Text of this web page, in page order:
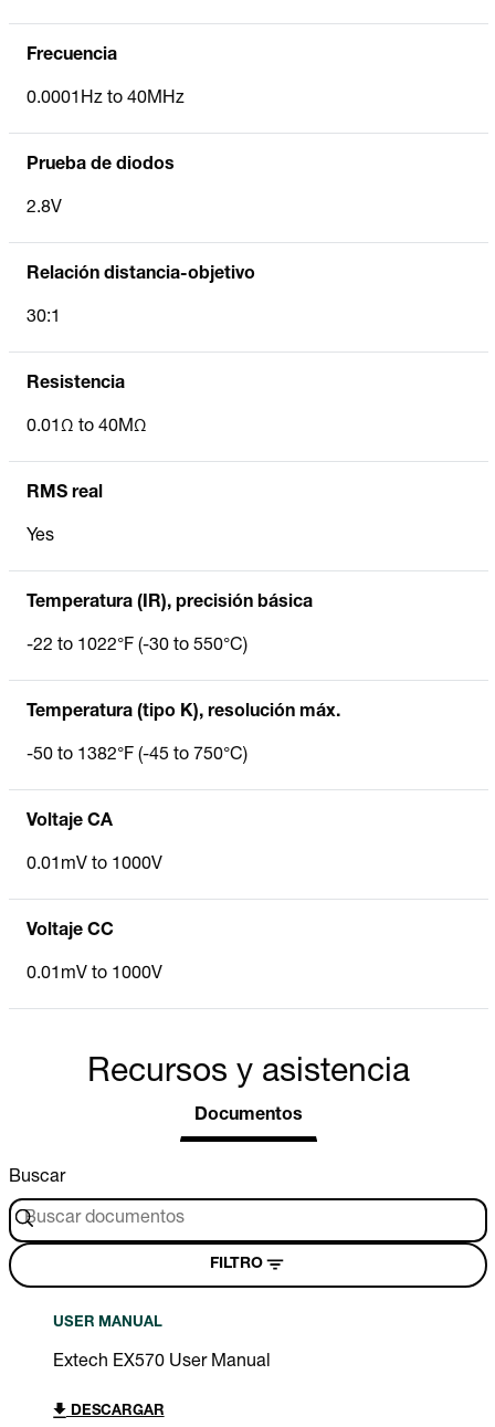
Frecuencia
0.0001Hz to 40MHz
Prueba de diodos
2.8V
Relación distancia-objetivo
30:1
Resistencia
0.01Ω to 40MΩ
RMS real
Yes
Temperatura (IR), precisión básica
-22 to 1022°F (-30 to 550°C)
Temperatura (tipo K), resolución máx.
-50 to 1382°F (-45 to 750°C)
Voltaje CA
0.01mV to 1000V
Voltaje CC
0.01mV to 1000V
Recursos y asistencia
Documentos
Buscar
FILTRO
USER MANUAL
Extech EX570 User Manual
DESCARGAR